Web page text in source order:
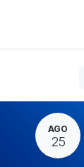
AGO
25